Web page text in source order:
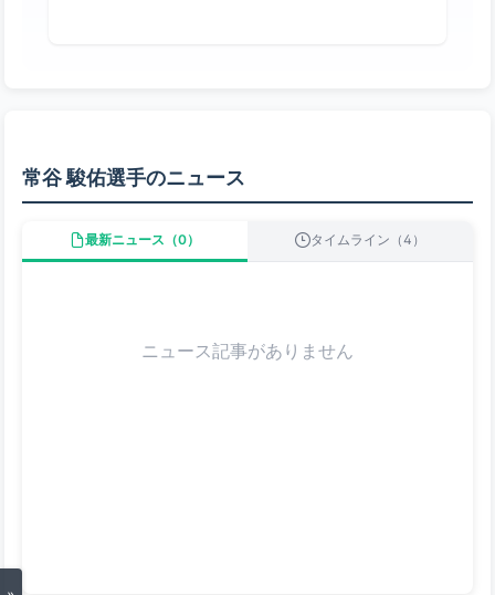
常谷 駿佑選手のニュース
最新ニュース（0） タイムライン（4）
ニュース記事がありません